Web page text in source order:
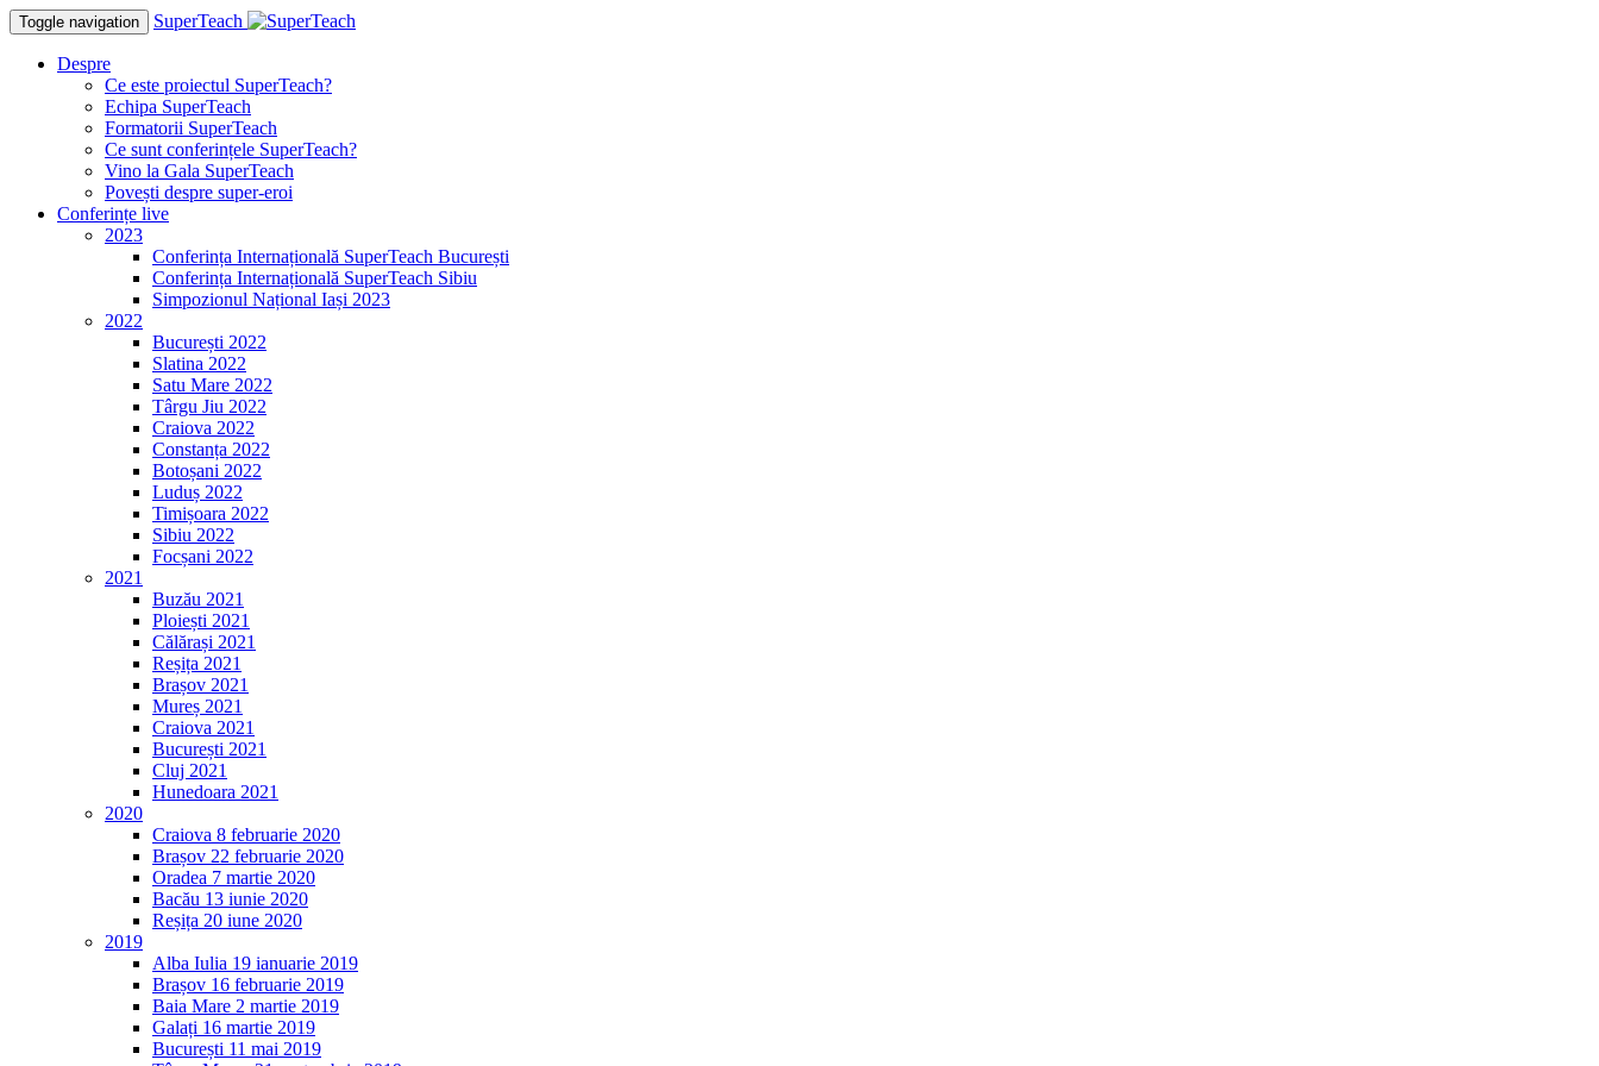
Toggle navigation SuperTeach
Despre
Ce este proiectul SuperTeach?
Echipa SuperTeach
Formatorii SuperTeach
Ce sunt conferințele SuperTeach?
Vino la Gala SuperTeach
Povești despre super-eroi
Conferințe live
2023
Conferința Internațională SuperTeach București
Conferința Internațională SuperTeach Sibiu
Simpozionul Național Iași 2023
2022
București 2022
Slatina 2022
Satu Mare 2022
Târgu Jiu 2022
Craiova 2022
Constanța 2022
Botoșani 2022
Luduș 2022
Timișoara 2022
Sibiu 2022
Focșani 2022
2021
Buzău 2021
Ploiești 2021
Călărași 2021
Reșița 2021
Brașov 2021
Mureș 2021
Craiova 2021
București 2021
Cluj 2021
Hunedoara 2021
2020
Craiova 8 februarie 2020
Brașov 22 februarie 2020
Oradea 7 martie 2020
Bacău 13 iunie 2020
Reșița 20 iune 2020
2019
Alba Iulia 19 ianuarie 2019
Brașov 16 februarie 2019
Baia Mare 2 martie 2019
Galați 16 martie 2019
București 11 mai 2019